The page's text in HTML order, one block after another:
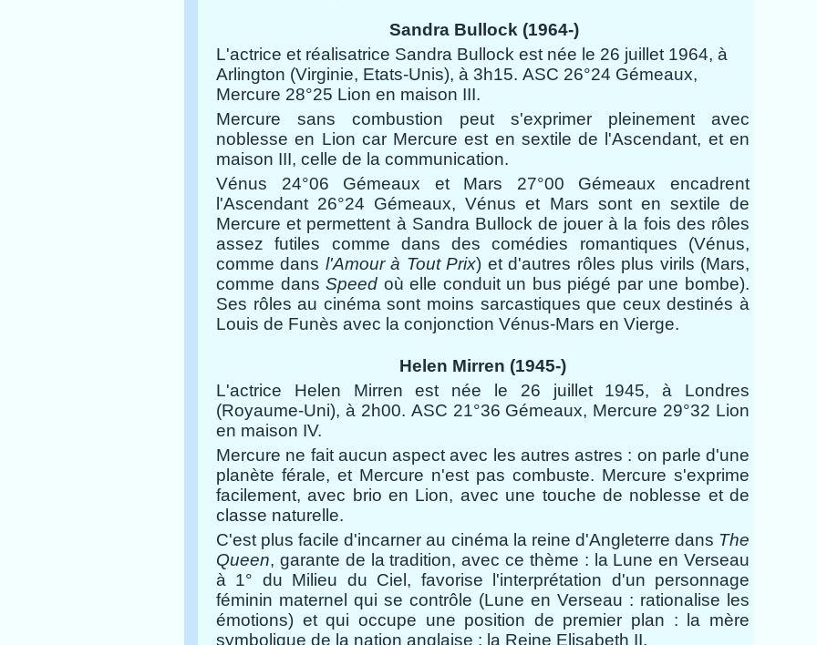
Sandra Bullock (1964-)
L'actrice et réalisatrice Sandra Bullock est née le 26 juillet 1964, à
Arlington (Virginie, Etats-Unis), à 3h15. ASC 26°24 Gémeaux,
Mercure 28°25 Lion en maison III.
Mercure sans combustion peut s'exprimer pleinement avec
noblesse en Lion car Mercure est en sextile de l'Ascendant, et en
maison III, celle de la communication.
Vénus 24°06 Gémeaux et Mars 27°00 Gémeaux encadrent
l'Ascendant 26°24 Gémeaux, Vénus et Mars sont en sextile de
Mercure et permettent à Sandra Bullock de jouer à la fois des rôles
assez futiles comme dans des comédies romantiques (Vénus,
comme dans l'Amour à Tout Prix) et d'autres rôles plus virils (Mars,
comme dansSpeed où elle conduit un bus piégé par une bombe).
Ses rôles au cinéma sont moins sarcastiques que ceux destinés à
Louis de Funès avec la conjonction Vénus-Mars en Vierge.
Helen Mirren (1945-)
L'actrice Helen Mirren est née le 26 juillet 1945, à Londres
(Royaume-Uni), à 2h00. ASC 21°36 Gémeaux, Mercure 29°32 Lion
en maison IV.
Mercure ne fait aucun aspect avec les autres astres : on parle d'une
planète férale, et Mercure n'est pas combuste. Mercure s'exprime
facilement, avec brio en Lion, avec une touche de noblesse et de
classe naturelle.
C'est plus facile d'incarner au cinéma la reine d'Angleterre dans The
Queen, garante de la tradition, avec ce thème : la Lune en Verseau
à 1° du Milieu du Ciel, favorise l'interprétation d'un personnage
féminin maternel qui se contrôle (Lune en Verseau : rationalise les
émotions) et qui occupe une position de premier plan : la mère
symbolique de la nation anglaise : la Reine Elisabeth II.